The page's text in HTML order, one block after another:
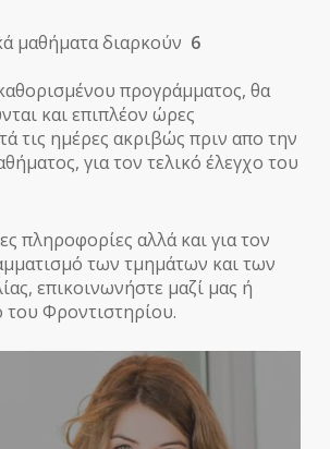
μαθήματα διαρκούν 6
προγράμματος, θα
και επιπλέον ώρες
τις ημέρες ακριβώς πριν απο την
για τον τελικό έλεγχο του
πληροφορίες αλλά και για τον
των τμημάτων και των
επικοινωνήστε μαζί μας ή
Φροντιστηρίου.